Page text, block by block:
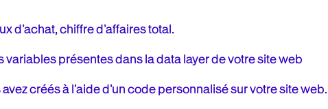
d’achat, chiffre d’affaires total.
variables présentes dans la data layer de votre site web
créés à l’aide d’un code personnalisé sur votre site web.